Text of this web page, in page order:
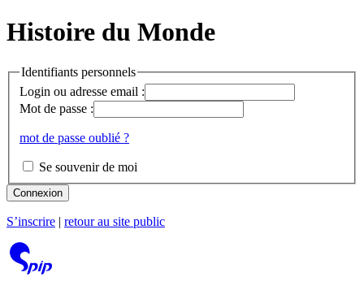
Histoire du Monde
Identifiants personnels
Login ou adresse email :
Mot de passe :
mot de passe oublié ?
Se souvenir de moi
Connexion
S’inscrire retour au site public